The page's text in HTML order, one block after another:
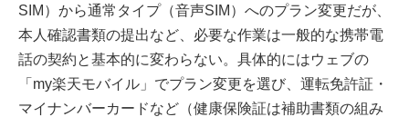
SIM）から通常タイプ（音声SIM）へのプラン変更だが、
本人確認書類の提出など、必要な作業は一般的な携帯電
話の契約と基本的に変わらない。具体的にはウェブの
「my楽天モバイル」でプラン変更を選び、運転免許証・
マイナンバーカードなど（健康保険証は補助書類の組み